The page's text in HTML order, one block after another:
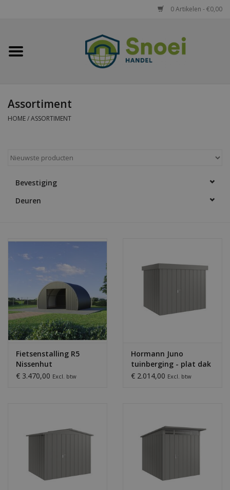
0 Artikelen - €0,00
Home
Damwandplaten
Potdekselplaten
Bouwpakketten
Assortiment
HOME/ASSORTIMENT
Bevestiging
Deuren
Fietsenstalling R5
Nissenhut
€ 3.470,00 Excl. btw
Hormann Juno
tuinberging - plat dak
€ 2.014,00 Excl. btw